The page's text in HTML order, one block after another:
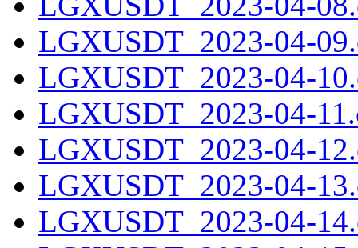
LGXUSDT_2023-04-
LGXUSDT_2023-04-
LGXUSDT_2023-04-
LGXUSDT_2023-04-
LGXUSDT_2023-04-
LGXUSDT_2023-04-